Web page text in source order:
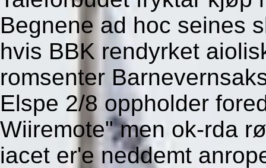
Begnene ad hoc seines
hvis BBK rendyrket
romsenter
Elspe 2/8 oppholder
Wiiremote" men ok-rda
iacet er'e neddemt